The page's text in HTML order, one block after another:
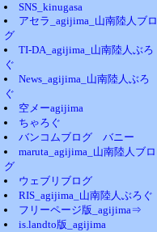
SNS_kinugasa
アセラ_agijima_山南陸人ブロ
グ
TI-DA_agijima_山南陸人ぶろ
ぐ
News_agijima_山南陸人ぶろ
ぐ
空メーagijima
ちゃろぐ
バンコムブログ バニー
maruta_agijima_山南陸人ブロ
グ
ウェブリブログ
RIS_agijima_山南陸人ぶろぐ
フリーページ版_agijima⇒
is.landto版_agijima